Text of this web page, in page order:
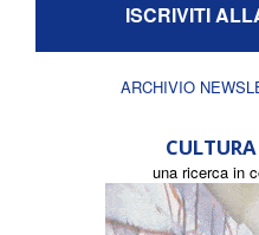
ISCRIVITI
ARCHIVIO
una ricerca in